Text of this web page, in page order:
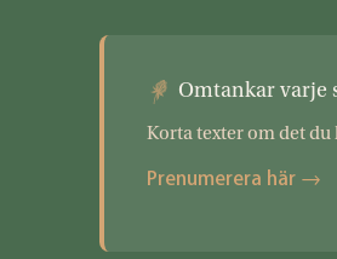
Omtankar varje
Korta texter om det
Prenumerera här →